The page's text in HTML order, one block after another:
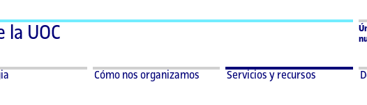
la UOC
Cómo nos
Desplegar
Cómo nos organizamos
Servicios
Desplegar
Servicios y recursos